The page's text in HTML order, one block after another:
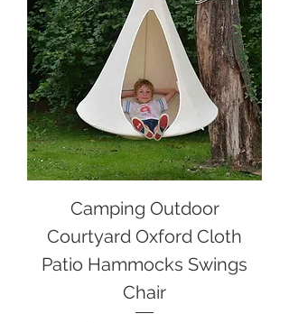
Camping Outdoor
Courtyard Oxford Cloth
Patio Hammocks Swings
Chair